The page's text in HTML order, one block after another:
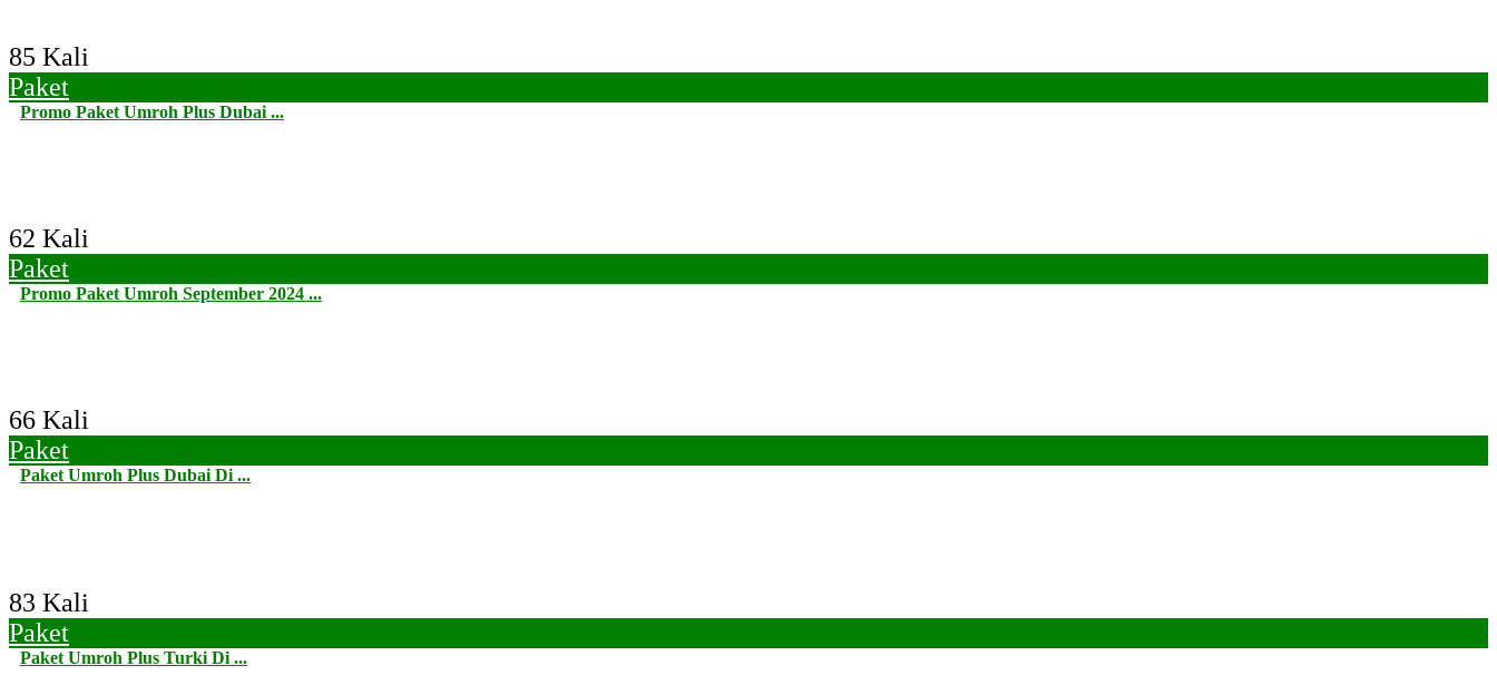
85 Kali
Paket
Promo Paket Umroh Plus Dubai ...
62 Kali
Paket
Promo Paket Umroh September 2024 ...
66 Kali
Paket
Paket Umroh Plus Dubai Di ...
83 Kali
Paket
Paket Umroh Plus Turki Di ...